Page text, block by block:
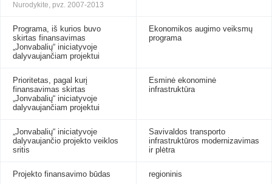
Nurodykite, pvz. 2007-2013
Programa, iš kurios buvo
skirtas finansavimas
„Jonvabalių“ iniciatyvoje
dalyvaujančiam projektui
Ekonomikos augimo veiksmų
programa
Prioritetas, pagal kurį
finansavimas skirtas
„Jonvabalių“ iniciatyvoje
dalyvaujančiam projektui
Esminė ekonominė
infrastruktūra
„Jonvabalių“ iniciatyvoje
dalyvaujančio projekto veiklos
sritis
Savivaldos transporto
infrastruktūros modernizavimas
ir plėtra
Projekto finansavimo būdas regioninis